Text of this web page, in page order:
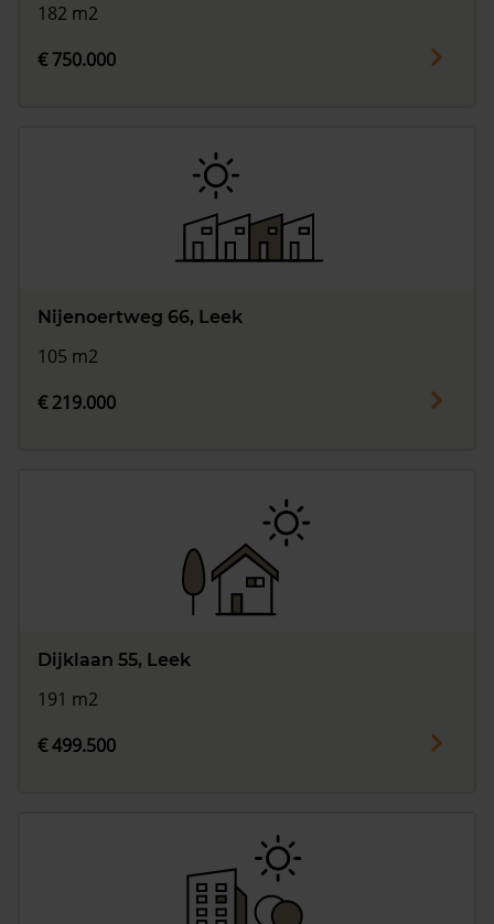
182 m2
€ 750.000
Nijenoertweg 66, Leek
105 m2
€ 219.000
Dijklaan 55, Leek
191 m2
€ 499.500